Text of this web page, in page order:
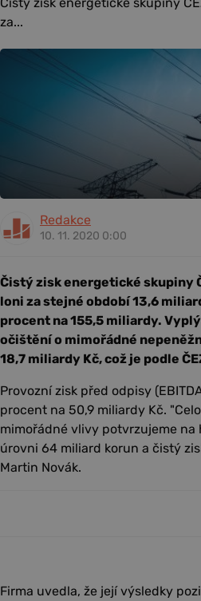
za...
Redakce
10. 11. 2020 0:00
Čistý zisk energetické skupiny
loni za stejné období 13,6
procent na 155,5 miliardy.
očištění o mimořádné
18,7 miliardy Kč, což je podle
Provozní zisk před odpisy
procent na 50,9 miliardy Kč.
mimořádné vlivy potvrzujeme
úrovni 64 miliard korun a čistý
Martin Novák.
Firma uvedla, že její výsledky